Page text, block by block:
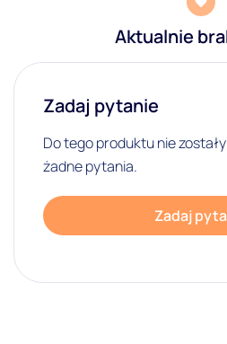
Aktualnie
Zadaj pytanie
Do tego produktu nie
żadne pytania.
Zadaj